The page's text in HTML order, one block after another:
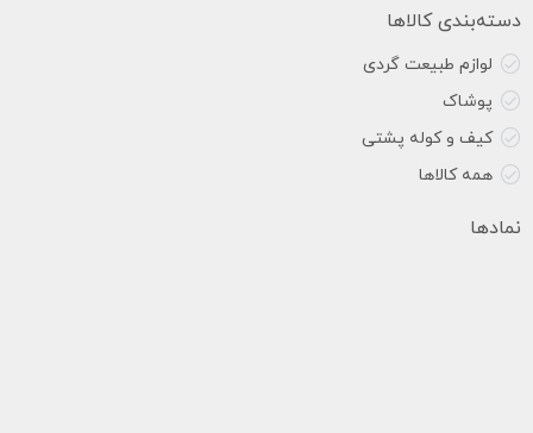
دسته‌بندی کالاها
لوازم طبیعت گردی
پوشاک
کیف و کوله پشتی
همه کالاها
نمادها